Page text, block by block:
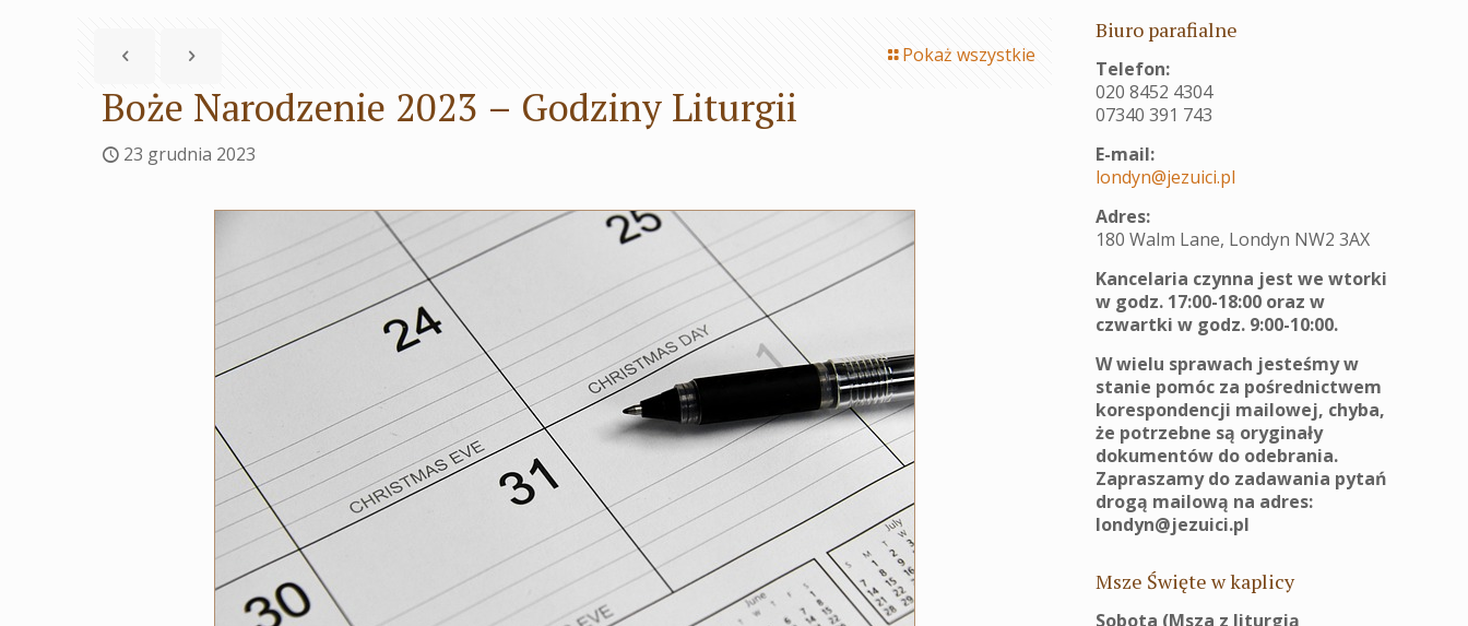
Pokaż wszystkie
Boże Narodzenie 2023 – Godziny Liturgii
23 grudnia 2023
Biuro parafialne
Telefon:
020 8452 4304
07340 391 743
E-mail:
londyn@jezuici.pl
Adres:
180 Walm Lane, Londyn NW2 3AX
Kancelaria czynna jest we wtorki
w godz. 17:00-18:00 oraz w
czwartki w godz. 9:00-10:00.
W wielu sprawach jesteśmy w
stanie pomóc za pośrednictwem
korespondencji mailowej, chyba,
że potrzebne są oryginały
dokumentów do odebrania.
Zapraszamy do zadawania pytań
drogą mailową na adres:
londyn@jezuici.pl
Msze Święte w kaplicy
Sobota (Msza z liturgią